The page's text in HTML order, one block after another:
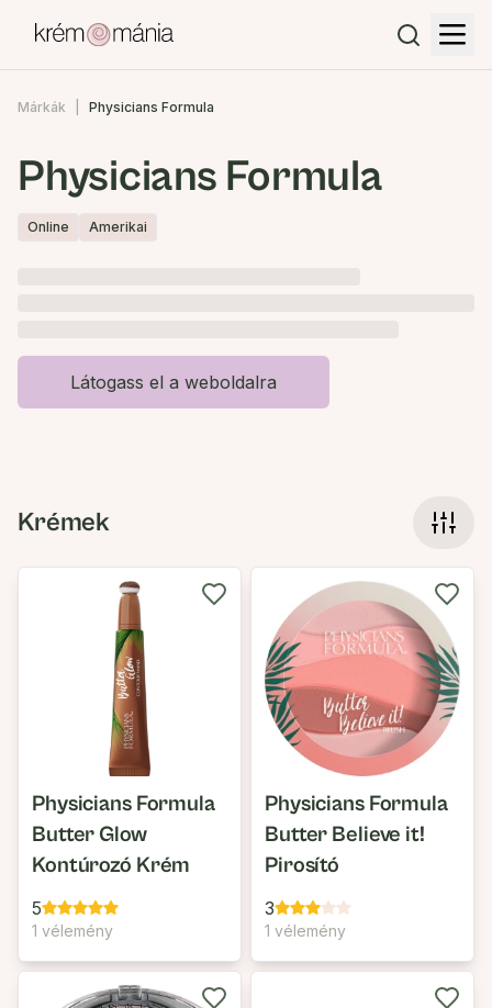
Márkák Physicians Formula
Physicians Formula
Online Amerikai
Látogass el a weboldalra
Krémek
Physicians Formula
Butter Glow
Kontúrozó Krém
5
1 vélemény
Physicians Formula
Butter Believe it!
Pirosító
3
1 vélemény